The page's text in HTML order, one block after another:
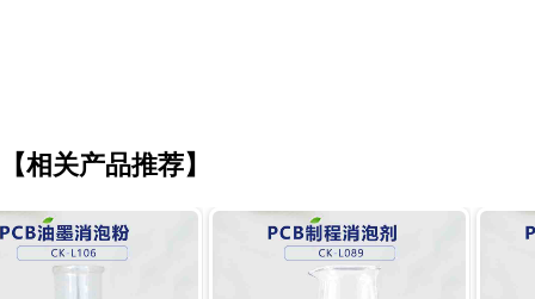
【相关产品推荐】